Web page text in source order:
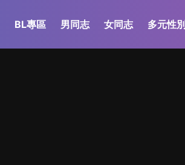
BL專區 男同志 女同志 多元性別